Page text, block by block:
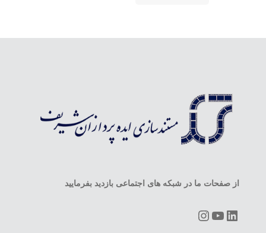
از صفحات ما در شبکه های اجتماعی بازدید بفرمایید
LinkedIn
YouTube
Instagram